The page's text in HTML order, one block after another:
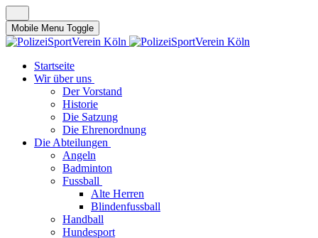
Mobile Menu Toggle
Startseite
Wir über uns
Der Vorstand
Historie
Die Satzung
Die Ehrenordnung
Die Abteilungen
Angeln
Badminton
Fussball
Alte Herren
Blindenfussball
Handball
Hundesport